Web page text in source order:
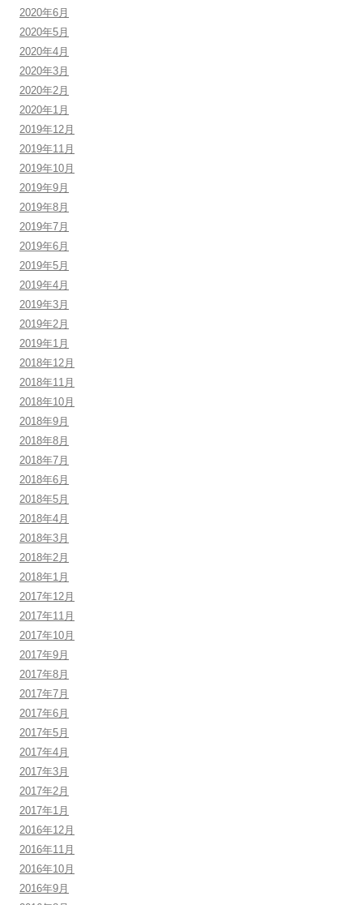
2020年6月
2020年5月
2020年4月
2020年3月
2020年2月
2020年1月
2019年12月
2019年11月
2019年10月
2019年9月
2019年8月
2019年7月
2019年6月
2019年5月
2019年4月
2019年3月
2019年2月
2019年1月
2018年12月
2018年11月
2018年10月
2018年9月
2018年8月
2018年7月
2018年6月
2018年5月
2018年4月
2018年3月
2018年2月
2018年1月
2017年12月
2017年11月
2017年10月
2017年9月
2017年8月
2017年7月
2017年6月
2017年5月
2017年4月
2017年3月
2017年2月
2017年1月
2016年12月
2016年11月
2016年10月
2016年9月